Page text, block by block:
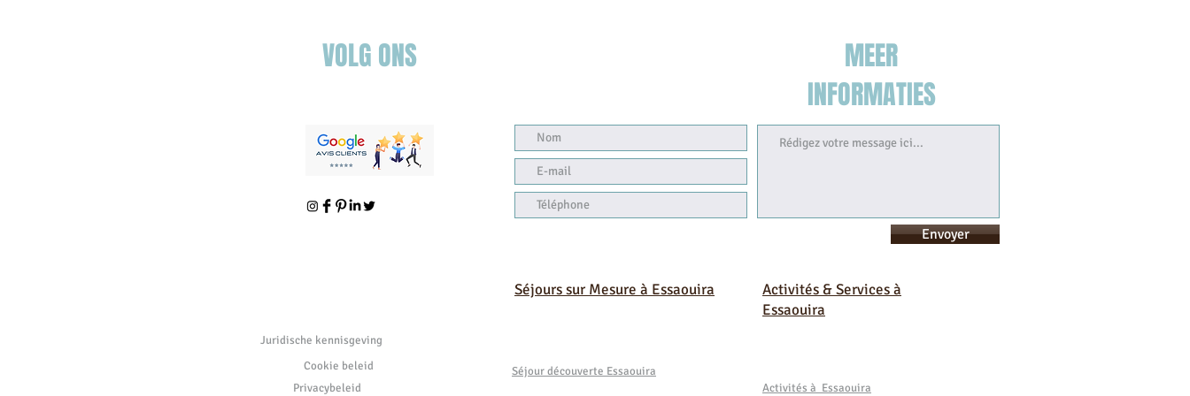
VOLG ONS
MEER
INFORMATIES
Envoyer
Séjours sur Mesure à Essaouira
Activités & Services à
Essaouira
Juridische kennisgeving
Cookie beleid
Privacybeleid
Séjour découverte Essaouira
Activités à Essaouira